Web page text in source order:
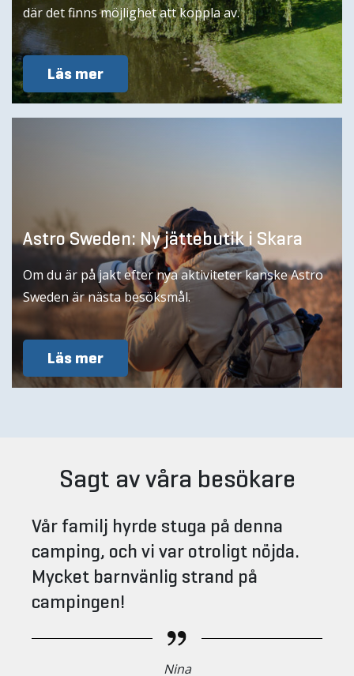
där det finns möjlighet att koppla av.
Läs mer
Astro Sweden: Ny jättebutik i Skara
Om du är på jakt efter nya aktiviteter kanske Astro
Sweden är nästa besöksmål.
Läs mer
Sagt av våra besökare
Vår familj hyrde stuga på denna
camping, och vi var otroligt nöjda.
Mycket barnvänlig strand på
campingen!
Nina